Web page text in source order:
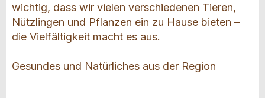
wichtig, dass wir vielen verschiedenen Tieren,
Nützlingen und Pflanzen ein zu Hause bieten –
die Vielfältigkeit macht es aus.
Gesundes und Natürliches aus der Region